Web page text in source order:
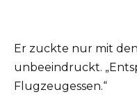
Er zuckte nur mit
unbeeindruckt.
Flugzeugessen.“